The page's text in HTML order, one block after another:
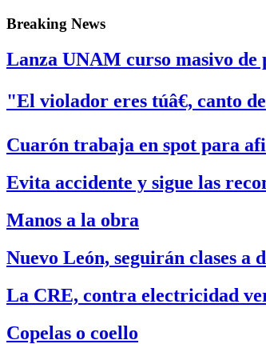
Breaking News
Lanza UNAM curso masivo de
"El violador eres túâ€, canto
Cuarón trabaja en spot para
Evita accidente y sigue las
Manos a la obra
Nuevo León, seguirán clases a
La CRE, contra electricidad
Copelas o coello